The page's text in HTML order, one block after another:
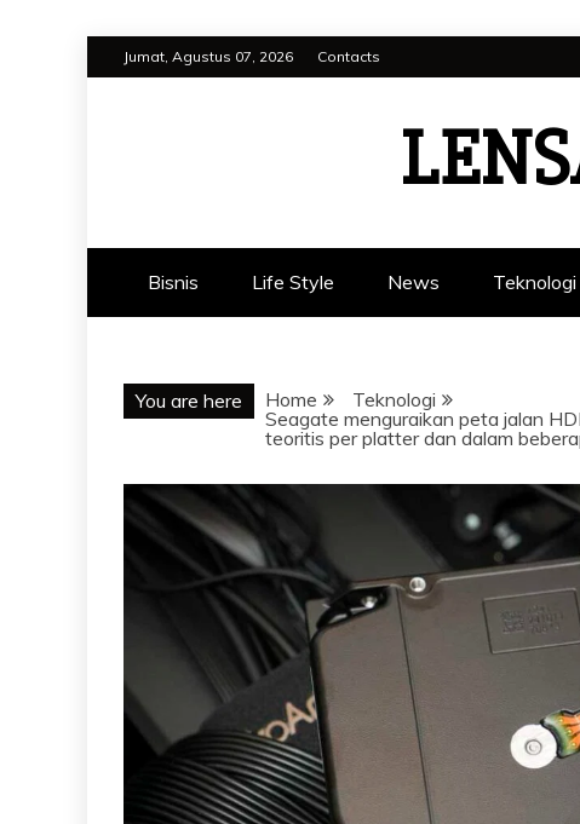
to
Jumat, Agustus 07, 2026 Contacts
Bisnis Life Style News Teknologi
You are here Home
Teknologi
Seagate menguraikan peta jalan
teoritis per platter dan dalam